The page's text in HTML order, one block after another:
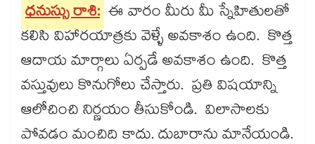
ధనుస్సు రాశి: ఈ వారం మీరు మీ స్నేహితులతో
కలిసి విహారయాత్రకు వెళ్ళే అవకాశం ఉంది. కొత్త
ఆదాయ మార్గాలు ఏర్పడే అవకాశం ఉంది. కొత్త
వస్తువులు కొనుగోలు చేస్తారు. ప్రతి విషయాన్ని
ఆలోచించి నిర్ణయం తీసుకోండి. విలాసాలకు
పోవడం మంచిది కాదు. దుబారాను మానేయండి.